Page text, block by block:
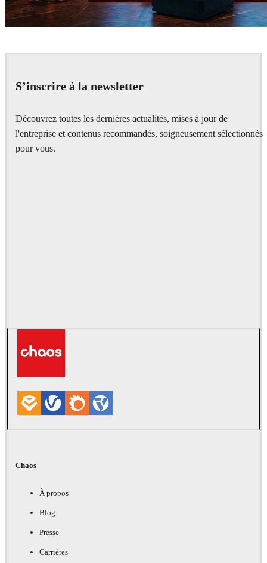
S’inscrire à la newsletter
Découvrez toutes les dernières actualités, mises à jour de
l'entreprise et contenus recommandés, soigneusement sélectionnés
pour vous.
Chaos
À propos
Blog
Presse
Carrières